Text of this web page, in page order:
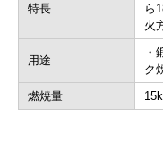
特長
ら
火
用途
・
ク
燃焼量